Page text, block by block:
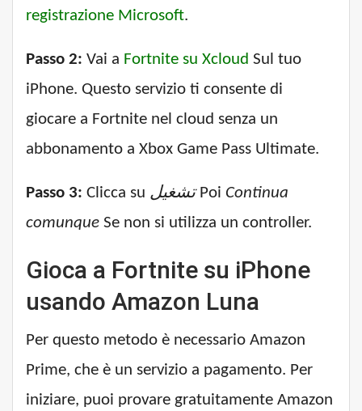
registrazione Microsoft.
Passo 2: Vai a Fortnite su Xcloud Sul tuo
iPhone. Questo servizio ti consente di
giocare a Fortnite nel cloud senza un
abbonamento a Xbox Game Pass Ultimate.
Passo 3: Clicca su تشغيلPoi Continua
comunque Se non si utilizza un controller.
Gioca a Fortnite su iPhone
usando Amazon Luna
Per questo metodo è necessario Amazon
Prime, che è un servizio a pagamento. Per
iniziare, puoi provare gratuitamente Amazon